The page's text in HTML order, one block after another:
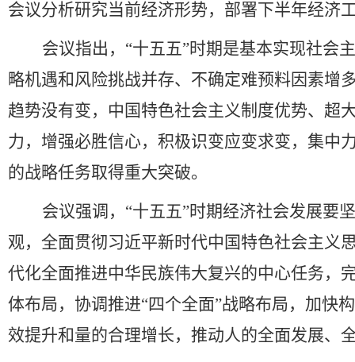
会议分析研究当前经济形势，部署下半年经济
会议指出， “十五五”时期是基本实现社会
略机遇和风险挑战并存、不确定难预料因素增
趋势没有变，中国特色社会主义制度优势、超
力，增强必胜信心，积极识变应变求变，集中
的战略任务取得重大突破。
会议强调， “十五五”时期经济社会发展要
观，全面贯彻习近平新时代中国特色社会主义
代化全面推进中华民族伟大复兴的中心任务，
体布局，协调推进“四个全面”战略布局，加快
效提升和量的合理增长，推动人的全面发展、